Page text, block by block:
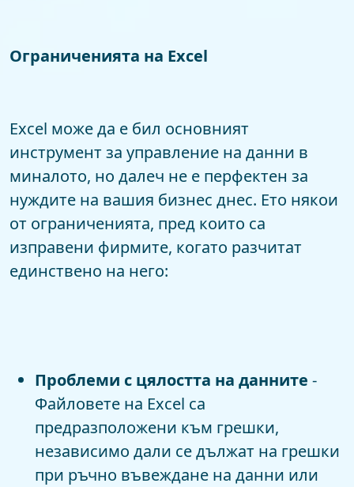
Ограниченията на Excel
Excel може да е бил основният
инструмент за управление на данни в
миналото, но далеч не е перфектен за
нуждите на вашия бизнес днес. Ето някои
от ограниченията, пред които са
изправени фирмите, когато разчитат
единствено на него:
Проблеми с цялостта на данните -
Файловете на Excel са
предразположени към грешки,
независимо дали се дължат на грешки
при ръчно въвеждане на данни или